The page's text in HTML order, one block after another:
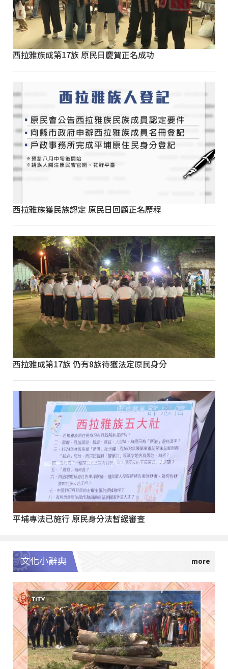
西拉雅族成第17族 原民日慶賀正名成功
西拉雅族獲民族認定 原民日回顧正名歷程
西拉雅成第17族 仍有8族待獲法定原民身分
平埔專法已施行 原民身分法暫緩審查
文化小辭典